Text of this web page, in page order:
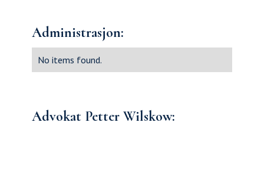
Administrasjon:
No items found.
Advokat Petter Wilskow: